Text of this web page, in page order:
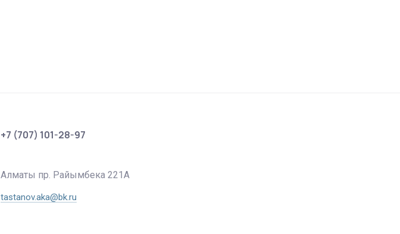
+7 (707) 101-28-97
Алматы пр. Райымбека 221А
tastanov.aka@bk.ru